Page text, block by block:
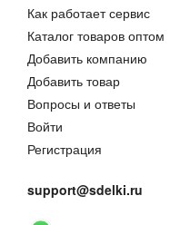
Как работает сервис
Каталог товаров оптом
Добавить компанию
Добавить товар
Вопросы и ответы
Войти
Регистрация
support@sdelki.ru